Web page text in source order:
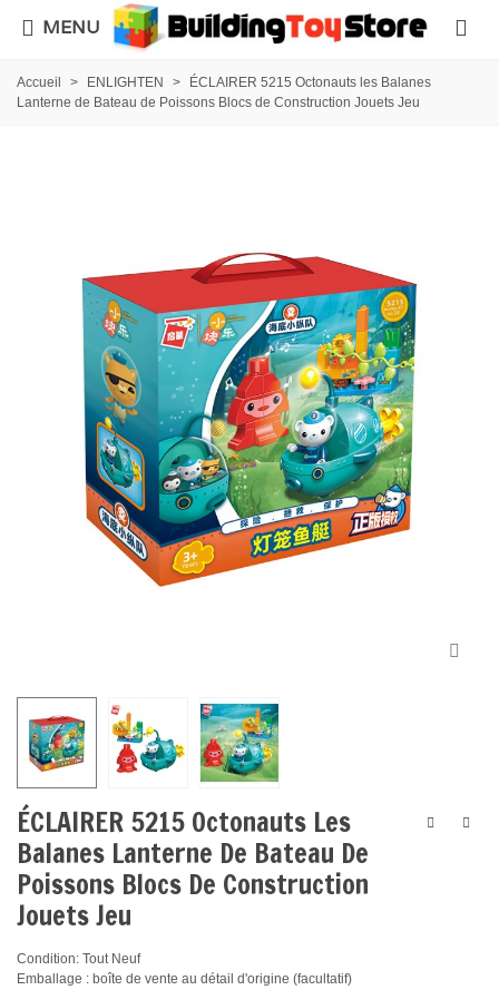
MENU
Accueil > ENLIGHTEN >
ÉCLAIRER 5215 Octonauts les Balanes
Lanterne de Bateau de Poissons Blocs de Construction Jouets Jeu
ÉCLAIRER 5215 Octonauts Les
Balanes Lanterne De Bateau De
Poissons Blocs De Construction
Jouets Jeu
Condition: Tout Neuf
Emballage : boîte de vente au détail d'origine (facultatif)